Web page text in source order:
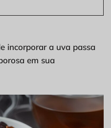
incorporar a uva passa
em sua